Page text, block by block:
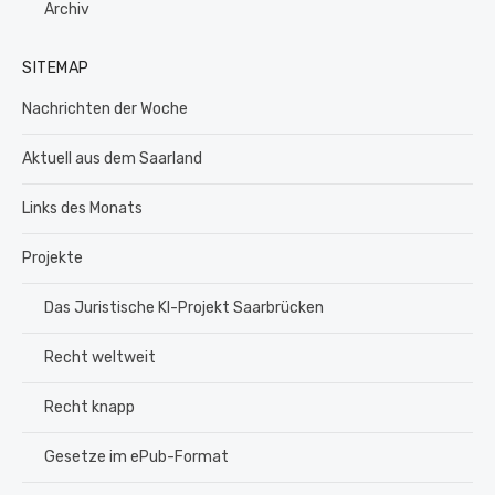
Archiv
SITEMAP
Nachrichten der Woche
Aktuell aus dem Saarland
Links des Monats
Projekte
Das Juristische KI-Projekt Saarbrücken
Recht weltweit
Recht knapp
Gesetze im ePub-Format